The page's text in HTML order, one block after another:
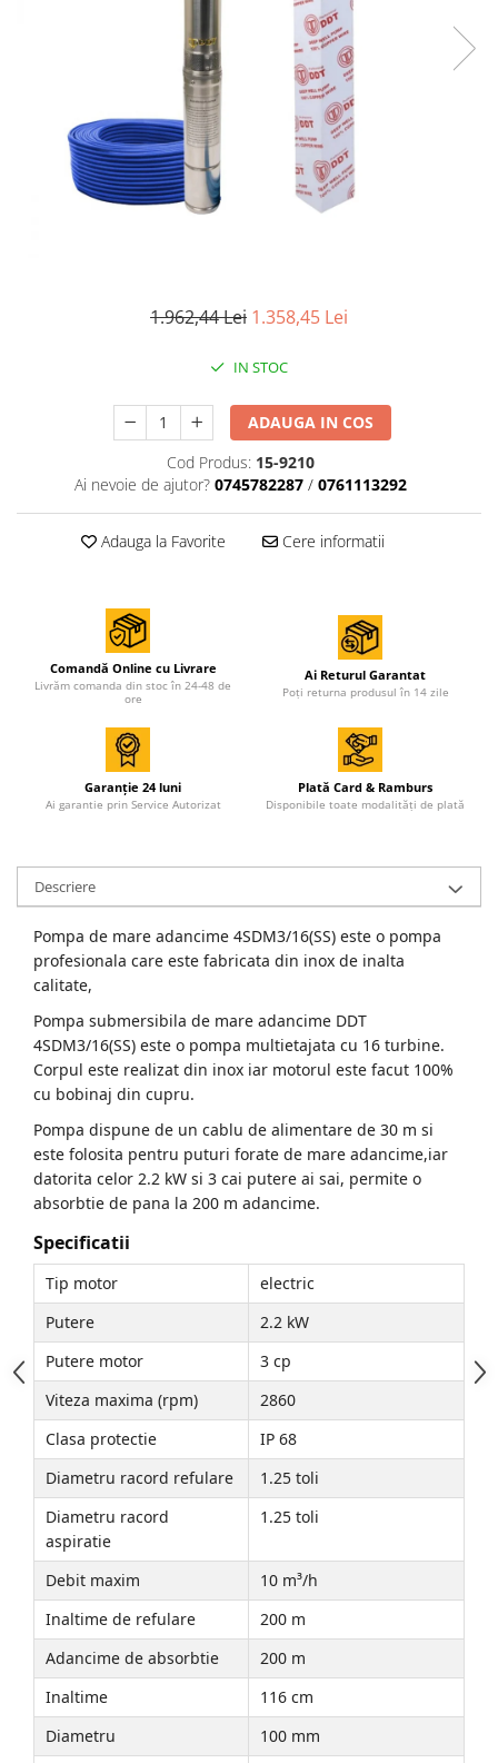
Acumulatori si incarcatoare
1.962,44 Lei 1.358,45 Lei
IN STOC
ADAUGA IN COS
Cod Produs: 15-9210
Ai nevoie de ajutor? 0745782287 / 0761113292
Adauga la Favorite Cere informatii
Comandă Online cu Livrare
Livrăm comanda din stoc în 24-48 de
ore
Ai Returul Garantat
Poți returna produsul în 14 zile
Garanție 24 luni
Ai garantie prin Service Autorizat
Plată Card & Ramburs
Disponibile toate modalități de plată
Descriere
Pompa de mare adancime 4SDM3/16(SS) este o pompa
profesionala care este fabricata din inox de inalta
calitate,
Pompa submersibila de mare adancime DDT
4SDM3/16(SS) este o pompa multietajata cu 16 turbine.
Corpul este realizat din inox iar motorul este facut 100%
cu bobinaj din cupru.
Pompa dispune de un cablu de alimentare de 30 m si
este folosita pentru puturi forate de mare adancime,iar
datorita celor 2.2 kW si 3 cai putere ai sai, permite o
absorbtie de pana la 200 m adancime.
Specificatii
Tip motor
electric
Putere
2.2 kW
Putere motor
3 cp
Viteza maxima (rpm)
2860
Clasa protectie
IP 68
Diametru racord refulare
1.25 toli
Diametru racord
aspiratie
1.25 toli
Debit maxim
10 m³/h
Inaltime de refulare
200 m
Adancime de absorbtie
200 m
Inaltime
116 cm
Diametru
100 mm